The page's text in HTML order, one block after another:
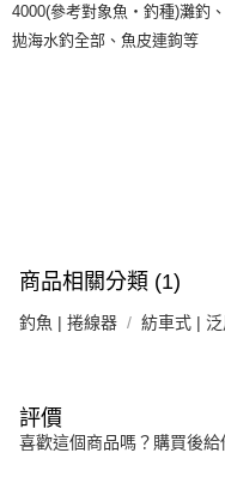
4000(參考對象魚・釣種)灘釣
拋海水釣全部、魚皮連鉤等
商品相關分類 (1)
釣魚 | 捲線器 紡車式 | 泛
評價
喜歡這個商品嗎？購買後給